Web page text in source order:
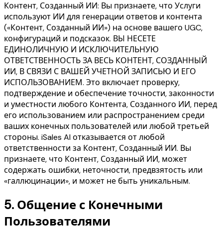
Контент, Созданный ИИ: Вы признаете, что Услуги
используют ИИ для генерации ответов и контента
(«Контент, Созданный ИИ») на основе вашего UGC,
конфигураций и подсказок. ВЫ НЕСЕТЕ
ЕДИНОЛИЧНУЮ И ИСКЛЮЧИТЕЛЬНУЮ
ОТВЕТСТВЕННОСТЬ ЗА ВЕСЬ КОНТЕНТ, СОЗДАННЫЙ
ИИ, В СВЯЗИ С ВАШЕЙ УЧЕТНОЙ ЗАПИСЬЮ И ЕГО
ИСПОЛЬЗОВАНИЕМ. Это включает проверку,
подтверждение и обеспечение точности, законности
и уместности любого Контента, Созданного ИИ, перед
его использованием или распространением среди
ваших конечных пользователей или любой третьей
стороны. iSales AI отказывается от любой
ответственности за Контент, Созданный ИИ. Вы
признаете, что Контент, Созданный ИИ, может
содержать ошибки, неточности, предвзятость или
«галлюцинации», и может не быть уникальным.
5. Общение с Конечными
Пользователями